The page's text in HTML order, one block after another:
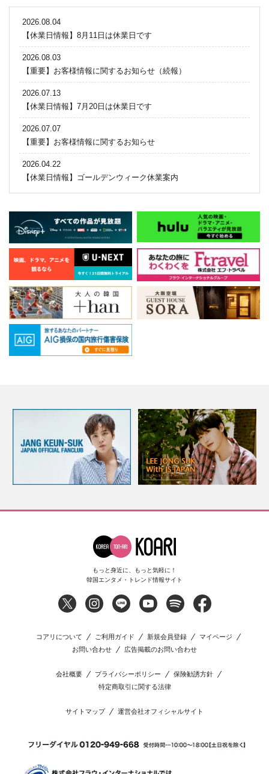
2026.08.04
【休業日情報】8月11日は休業日です
2026.08.03
【重要】お客様情報に関するお知らせ（続報）
2026.07.13
【休業日情報】7月20日は休業日です
2026.07.07
【重要】お客様情報に関するお知らせ
2026.04.22
【休業日情報】ゴールデンウィーク休業案内
もっと身近に、もっと気軽に！
韓国エンタメ・トレンド情報サイト
コアリについて ご利用ガイド 新規会員登録
マイページ
お問い合わせ
広告掲載のお問い合わせ
会社概要 プライバシーポリシー
保険勧誘方針
特定商取引に関する法律
サイトマップ 運営会社オフィシャルサイト